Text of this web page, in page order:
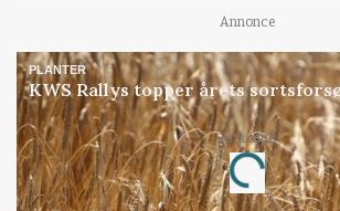
Annonce
PLANTER
KWS Rallys topper årets
Annonce
Loading...